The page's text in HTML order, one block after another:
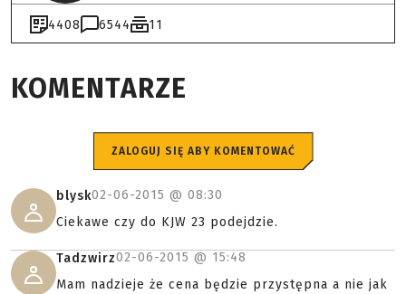
4408 6544 11
KOMENTARZE
ZALOGUJ SIĘ ABY KOMENTOWAĆ
blysk02-06-2015 @ 08:30
Ciekawe czy do KJW 23 podejdzie.
Tadzwirz02-06-2015 @ 15:48
Mam nadzieje że cena będzie przystępna a nie jak